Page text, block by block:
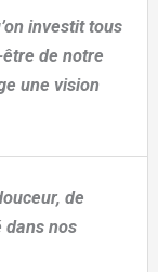
investit tous
de notre
une vision
de
dans nos